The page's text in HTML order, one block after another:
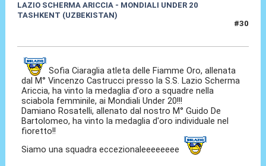
LAZIO SCHERMA ARICCIA - MONDIALI UNDER 20
TASHKENT (UZBEKISTAN)
#30
Sofia Ciaraglia atleta delle Fiamme Oro, allenata
dal M° Vincenzo Castrucci presso la S.S. Lazio Scherma
Ariccia, ha vinto la medaglia d'oro a squadre nella
sciabola femminile, ai Mondiali Under 20!!!
Damiano Rosatelli, allenato dal nostro M° Guido De
Bartolomeo, ha vinto la medaglia d'oro individuale nel
fioretto!!
Siamo una squadra eccezionaleeeeeeee